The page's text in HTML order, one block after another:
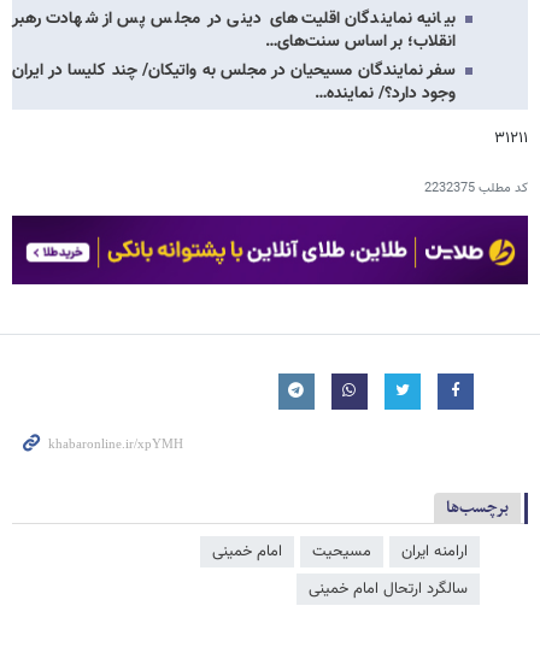
بیانیه نمایندگان اقلیت‌های دینی در مجلس پس از شهادت رهبر
انقلاب؛ بر اساس سنت‌های…
سفر نمایندگان مسیحیان در مجلس به واتیکان/ چند کلیسا در ایران
وجود دارد؟/ نماینده…
۳۱۲۱۱
کد مطلب2232375
برچسب‌ها
ارامنه ایران مسیحیت
امام خمینی
سالگرد ارتحال امام خمینی